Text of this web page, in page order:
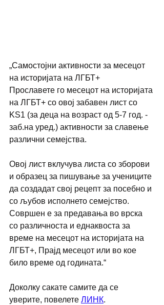
„Самостојни активности за месецот
на историјата на ЛГБТ+
Прославете го месецот на историјата
на ЛГБТ+ со овој забавен лист со
KS1 (за деца на возраст од 5-7 год. -
заб.на уред.) активности за славење
различни семејства.
Овој лист вклучува листа со зборови
и образец за пишување за учениците
да создадат свој рецепт за посебно и
со љубов исполнето семејство.
Совршен е за предавања во врска
со различноста и еднаквоста за
време на месецот на историјата на
ЛГБТ+, Прајд месецот или во кое
било време од годината.“
Доколку сакате самите да се
уверите, повелете ЛИНК.